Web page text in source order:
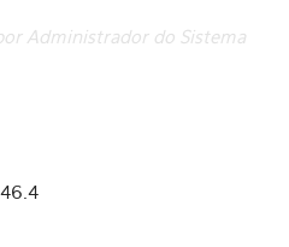
Administrador do Sistema